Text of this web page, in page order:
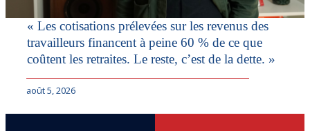
« Les cotisations prélevées sur les revenus des
travailleurs financent à peine 60 % de ce que
coûtent les retraites. Le reste, c’est de la dette. »
août 5, 2026